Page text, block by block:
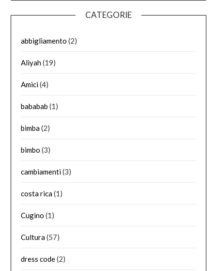
CATEGORIE
abbigliamento (2)
Aliyah(19)
Amici(4)
bababab (1)
bimba(2)
bimbo (3)
cambiamenti(3)
costa rica(1)
Cugino (1)
Cultura(57)
dress code(2)